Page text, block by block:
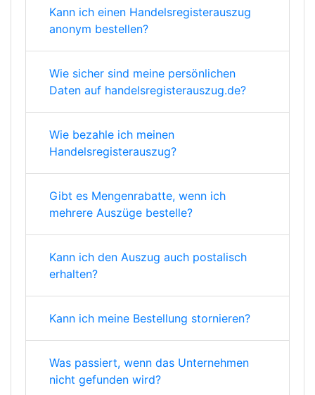
Kann ich einen Handelsregisterauszug
anonym bestellen?
Wie sicher sind meine persönlichen
Daten auf handelsregisterauszug.de?
Wie bezahle ich meinen
Handelsregisterauszug?
Gibt es Mengenrabatte, wenn ich
mehrere Auszüge bestelle?
Kann ich den Auszug auch postalisch
erhalten?
Kann ich meine Bestellung stornieren?
Was passiert, wenn das Unternehmen
nicht gefunden wird?